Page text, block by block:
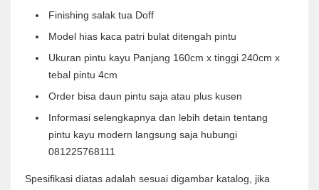
Finishing salak tua Doff
Model hias kaca patri bulat ditengah pintu
Ukuran pintu kayu Panjang 160cm x tinggi 240cm x
tebal pintu 4cm
Order bisa daun pintu saja atau plus kusen
Informasi selengkapnya dan lebih detain tentang
pintu kayu modern langsung saja hubungi
081225768111
Spesifikasi diatas adalah sesuai digambar katalog, jika